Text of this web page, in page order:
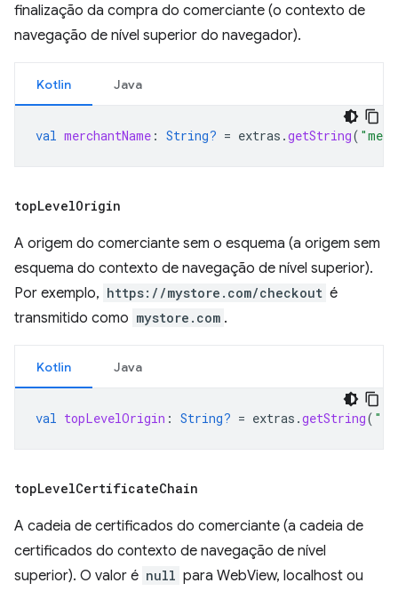
finalização da compra do comerciante (o contexto de
navegação de nível superior do navegador).
Kotlin Java
val merchantName : String? = extras .getString(
topLevelOrigin
A origem do comerciante sem o esquema (a origem sem
esquema do contexto de navegação de nível superior).
Por exemplo, https://mystore.com/checkout é
transmitido como mystore.com .
Kotlin Java
val topLevelOrigin : String? = extras .getString(
topLevelCertificateChain
A cadeia de certificados do comerciante (a cadeia de
certificados do contexto de navegação de nível
superior). O valor é null para WebView, localhost ou